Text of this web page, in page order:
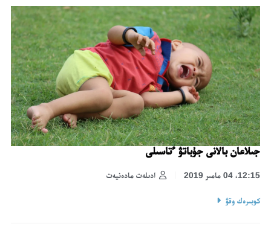
جىلاعان بالانى جۇباتۋ ءتاسىلى
ادىلەت مادەنيەت 12:15، 04 مامىر 2019
كوبىرەك وقۋ